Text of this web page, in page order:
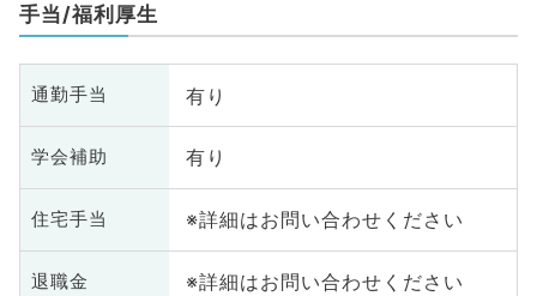
手当/福利厚生
通勤手当 有り
学会補助 有り
住宅手当 ※詳細はお問い合わせください
退職金 ※詳細はお問い合わせください